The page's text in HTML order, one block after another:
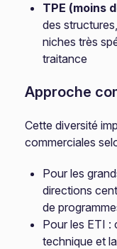
TPE (moins
des
niches très
traitance
Approche
Cette diversité
commerciales
Pour les
directions
de
Pour les ETI
technique et